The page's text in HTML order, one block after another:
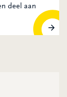
deel aan